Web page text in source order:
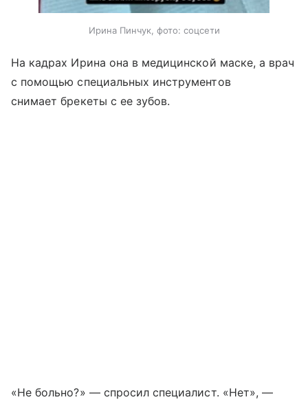
Ирина Пинчук, фото: соцсети
На кадрах Ирина она в медицинской маске, а врач
с помощью специальных инструментов
снимает брекеты с ее зубов.
«Не больно?» — спросил специалист. «Нет», —